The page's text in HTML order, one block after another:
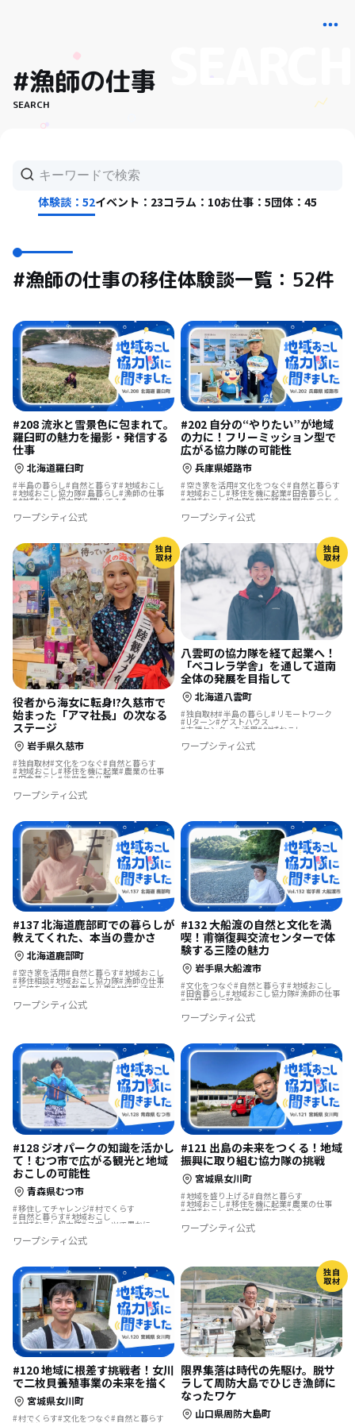
#漁師の仕事
SEARCH
体験談：52イベント：23コラム：10お仕事：5団体：45
#漁師の仕事の移住体験談一覧：52件
#208 流氷と雪景色に包まれて。
羅臼町の魅力を撮影・発信する
仕事
北海道羅臼町
半島の暮らし 自然と暮らす 地域おこし
地域おこし協力隊 島暮らし 漁師の仕事
地域おこし協力隊に聞いてみた
ワープシティ公式
#202 自分の“やりたい”が地域
の力に！フリーミッション型で
広がる協力隊の可能性
兵庫県姫路市
空き家を活用 文化をつなぐ 自然と暮らす
地域おこし 移住を機に起業 田舎暮らし
地域おこし協力隊 地方移住 歴史をつむぐ
地域おこし協力隊に聞いてみた
海のそばの暮らし
ワープシティ公式
独自
取材
役者から海女に転身!?久慈市で
始まった「アマ社長」の次なる
ステージ
岩手県久慈市
独自取材 文化をつなぐ 自然と暮らす
地域おこし 移住を機に起業 農業の仕事
田舎暮らし 後継者の仕事
集落で暮らす 酪農の仕事
ワープシティ公式
独自
取材
八雲町の協力隊を経て起業へ！
「ペコレラ学舎」を通して道南
全体の発展を目指して
北海道八雲町
独自取材 半島の暮らし リモートワーク
Uターン ゲストハウス
支援センターを活用 地域おこし
地域おこし協力隊
ふるさとで暮らす
ワープシティ公式
#137 北海道鹿部町での暮らしが
教えてくれた、本当の豊かさ
北海道鹿部町
空き家を活用 自然と暮らす 地域おこし
移住相談 地域おこし協力隊 漁師の仕事
伝統をつなぐ 酪農の仕事 地域を活性化
ワープシティ公式
#132 大船渡の自然と文化を満
喫！甫嶺復興交流センターで体
験する三陸の魅力
岩手県大船渡市
文化をつなぐ 自然と暮らす 地域おこし
田舎暮らし 地域おこし協力隊 漁師の仕事
結婚を機に移住
海のそばの暮らし
ワープシティ公式
#128 ジオパークの知識を活かし
て！むつ市で広がる観光と地域
おこしの可能性
青森県むつ市
移住してチャレンジ 村でくらす
自然と暮らす 地域おこし
地域おこし協力隊 スポーツで豊かに
ワープシティ公式
#121 出島の未来をつくる！地域
振興に取り組む協力隊の挑戦
宮城県女川町
地域を盛り上げる 自然と暮らす
地域おこし 移住を機に起業 農業の仕事
地域おこし協力隊 歴史をつむぐ
地域おこし協力隊に聞いてみた
ワープシティ公式
#120 地域に根差す挑戦者！女川
で二枚貝養殖事業の未来を描く
宮城県女川町
村でくらす 文化をつなぐ 自然と暮らす
独自
取材
限界集落は時代の先駆け。脱サ
ラして周防大島でひじき漁師に
なったワケ
山口県周防大島町